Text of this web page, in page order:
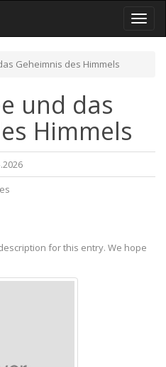
Toggle
Geheimnis des Himmels
und das
Himmels
for this entry. We hope